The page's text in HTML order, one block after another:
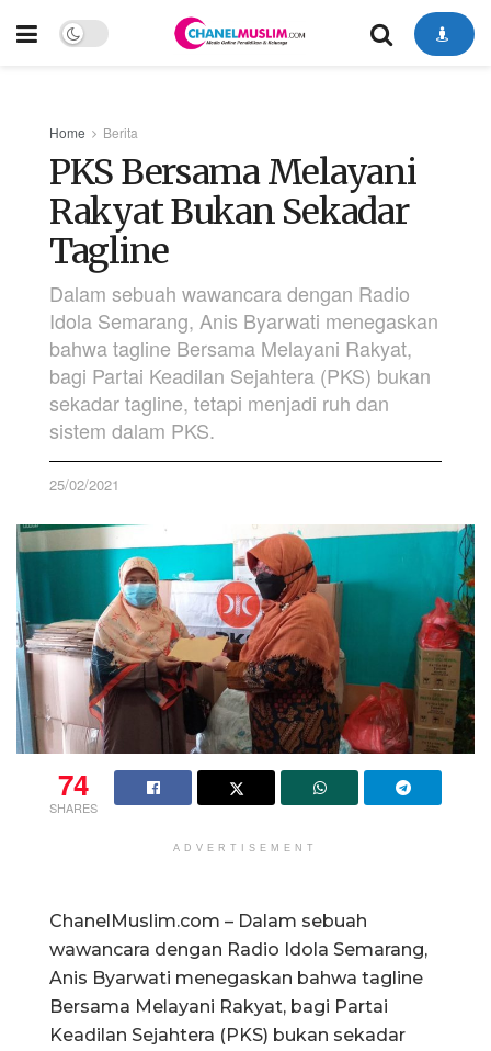
Home Berita
PKS Bersama Melayani
Rakyat Bukan Sekadar
Tagline
Dalam sebuah wawancara dengan Radio
Idola Semarang, Anis Byarwati menegaskan
bahwa tagline Bersama Melayani Rakyat,
bagi Partai Keadilan Sejahtera (PKS) bukan
sekadar tagline, tetapi menjadi ruh dan
sistem dalam PKS.
25/02/2021
74
SHARES
ADVERTISEMENT
ChanelMuslim.com – Dalam sebuah
wawancara dengan Radio Idola Semarang,
Anis Byarwati menegaskan bahwa tagline
Bersama Melayani Rakyat, bagi Partai
Keadilan Sejahtera (PKS) bukan sekadar